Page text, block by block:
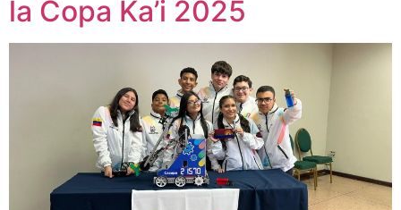
la Copa Ka’i 2025